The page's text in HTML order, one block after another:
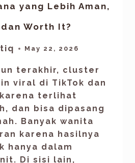
yang Lebih Aman,
Worth It?
May 22, 2026
terakhir, cluster
viral di TikTok dan
terlihat
dan bisa dipasang
Banyak wanita
karena hasilnya
hanya dalam
Di sisi lain,